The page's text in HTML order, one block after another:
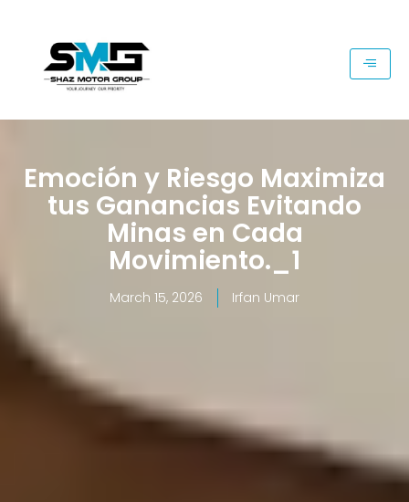
Emoción y Riesgo Maximiza
tus Ganancias Evitando
Minas en Cada
Movimiento._1
March 15, 2026 Irfan Umar